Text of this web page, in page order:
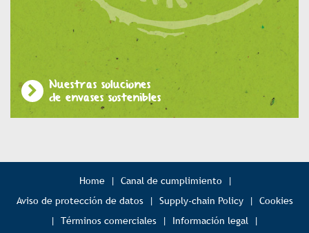
Nuestras soluciones
de envases sostenibles
Home | Canal de cumplimiento
|
Aviso de protección de datos
| Supply-chain Policy | Cookies
| Términos comerciales | Información legal
|